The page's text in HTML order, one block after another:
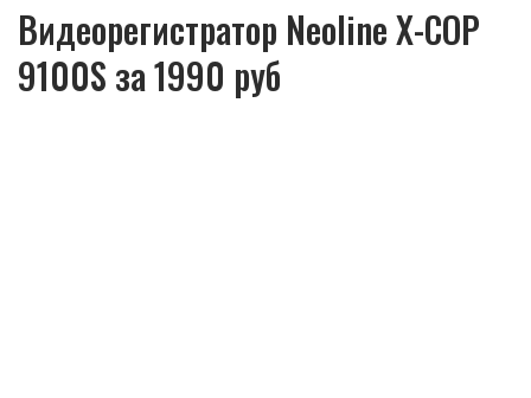
Видеорегистратор Neoline X-COP
9100S за 1990 руб